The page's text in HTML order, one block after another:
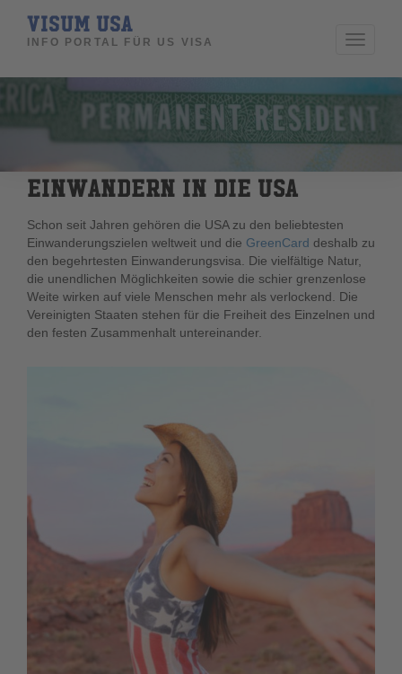
Toggle
VISUM USA
INFO PORTAL FÜR US VISA
EINWANDERN IN DIE USA
Schon seit Jahren gehören die USA zu den beliebtesten
Einwanderungszielen weltweit und die GreenCard deshalb zu
den begehrtesten Einwanderungsvisa. Die vielfältige Natur,
die unendlichen Möglichkeiten sowie die schier grenzenlose
Weite wirken auf viele Menschen mehr als verlockend. Die
Vereinigten Staaten stehen für die Freiheit des Einzelnen und
den festen Zusammenhalt untereinander.